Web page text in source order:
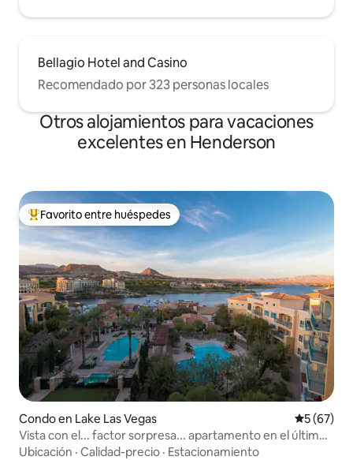
Bellagio Hotel and Casino
Recomendado por 323 personas locales
Otros alojamientos para vacaciones
excelentes en Henderson
Favorito entre huéspedes preferido
Favorito entre huéspedes
Condo en Lake Las Vegas
5 (67)
Vista con el... factor sorpresa... apartamento en el último
piso
Ubicación · Calidad-precio · Estacionamiento